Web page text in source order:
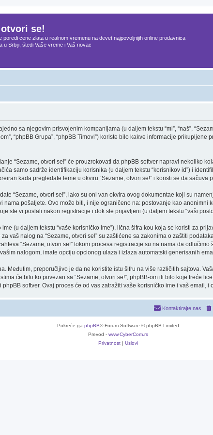
se!
poredi cene zlata u realnom vremenu na devet najpovoljnijih online prodavnica
u Srbiji, štedi Vaše vreme i Vaš novac
sa njegovim prisvojenim kompanijama (u daljem tekstu “mi”, “naš”,
“phpBB Grupa”, “phpBB Timovi”) koriste bilo kakve informacije
“Sezame, otvori se!” će prouzrokovati da phpBB softver napravi nekoliko
samo sadrže identifikaciju korisnika (u daljem tekstu “korisnikov id”) i
kada pregledate teme u okviru “Sezame, otvori se!” i koristi se da
“Sezame, otvori se!”, iako su oni van okvira ovog dokumentae koji su
pošaljete. Ovo može biti, i nije ograničeno na: postovanje kao anonimni
ste vi poslali nakon registracije i dok ste prijavljeni (u daljem tekstu “vaši
(u daljem tekstu “vaše korisničko ime”), lična šifra kou koja se koristi za
vaš nalog na “Sezame, otvori se!” su zaštićene sa zakonima o zaštiti
“Sezame, otvori se!” tokom procesa registracije su na nama da
nalogom, imate opciju opcionog ulaza i izlaza automatski generisanih
Međutim, preporučljivo je da ne koristite istu šifru na više različitih sajtova.
će bilo ko povezan sa “Sezame, otvori se!”, phpBB-om ili bilo koje treće
softver. Ovaj proces će od vas zatražiti vaše korisničko ime i vaš email,
Kontaktirajte nas
Pokreće ga phpBB® Forum Software © phpBB Limited
Prevod - www.CyberCom.rs
Privatnost | Uslovi